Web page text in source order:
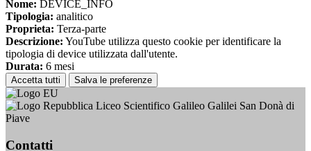
Nome: DEVICE_INFO
Tipologia: analitico
Proprieta: Terza-parte
Descrizione: YouTube utilizza questo cookie per identificare la
tipologia di device utilizzata dall'utente.
Durata: 6 mesi
Accetta tutti Salva le preferenze
Liceo Scientifico Galileo Galilei San Donà di
Piave
Contatti